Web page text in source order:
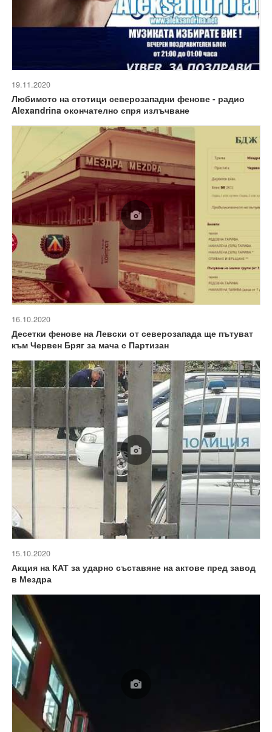
19.11.2020
Любимото на стотици северозападни фенове - радио
Alexandrina окончателно спря излъчване
16.10.2020
Десетки фенове на Левски от северозапада ще пътуват
към Червен Бряг за мача с Партизан
15.10.2020
Акция на КАТ за ударно съставяне на актове пред завод
в Мездра